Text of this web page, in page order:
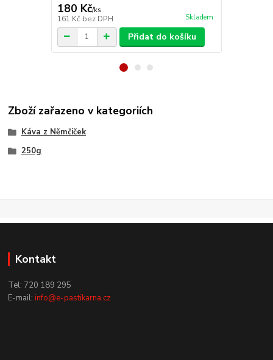
180 Kč/ks
161 Kč bez DPH Skladem
Přidat do košíku
Zboží zařazeno v kategoriích
Káva z Němčiček
250g
Kontakt
Tel: 720 189 295
E-mail:info@e-pastikarna.cz